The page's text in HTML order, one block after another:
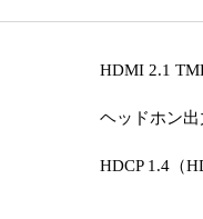
HDMI 2.1
ヘッドホン出
HDCP 1.4（